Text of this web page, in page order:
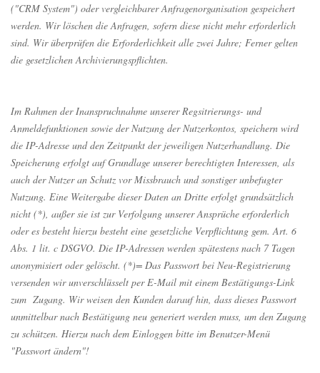
("CRM System") oder vergleichbarer Anfragenorganisation gespeichert
werden. Wir löschen die Anfragen, sofern diese nicht mehr erforderlich
sind. Wir überprüfen die Erforderlichkeit alle zwei Jahre; Ferner gelten
die gesetzlichen Archivierungspflichten.
Im Rahmen der Inanspruchnahme unserer Regsitrierungs- und
Anmeldefunktionen sowie der Nutzung der Nutzerkontos, speichern wird
die IP-Adresse und den Zeitpunkt der jeweiligen Nutzerhandlung. Die
Speicherung erfolgt auf Grundlage unserer berechtigten Interessen, als
auch der Nutzer an Schutz vor Missbrauch und sonstiger unbefugter
Nutzung. Eine Weitergabe dieser Daten an Dritte erfolgt grundsätzlich
nicht (*), außer sie ist zur Verfolgung unserer Ansprüche erforderlich
oder es besteht hierzu besteht eine gesetzliche Verpflichtung gem. Art. 6
Abs. 1 lit. c DSGVO. Die IP-Adressen werden spätestens nach 7 Tagen
anonymisiert oder gelöscht. (*)= Das Passwort bei Neu-Registrierung
versenden wir unverschlüsselt per E-Mail mit einem Bestätigungs-Link
zum Zugang. Wir weisen den Kunden darauf hin, dass dieses Passwort
unmittelbar nach Bestätigung neu generiert werden muss, um den Zugang
zu schützen. Hierzu nach dem Einloggen bitte im Benutzer-Menü
"Passwort ändern"!